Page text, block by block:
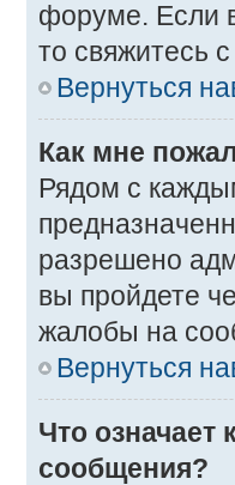
форуме. Если
то свяжитесь
Вернуться
Как мне
Рядом с
разрешено
вы пройдете
жалобы на
Вернуться
Что означает
сообщения?